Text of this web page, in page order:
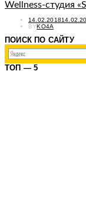
Wellness-студия
POSTED
ON
14.02.2018
BYKO4A
ПОИСК ПО САЙТУ
ТОП — 5